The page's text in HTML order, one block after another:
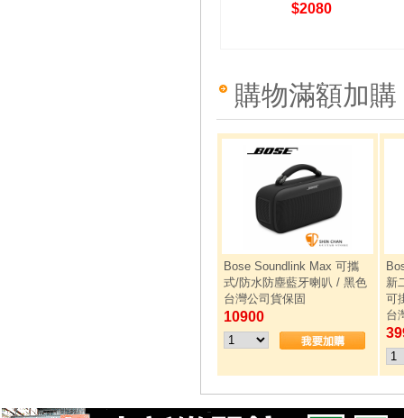
$2080
購物滿額加
Bose Soundlink Max 可攜
式/防水防塵藍牙喇叭 / 黑色
台灣公司貨保固
10900
新
可
台